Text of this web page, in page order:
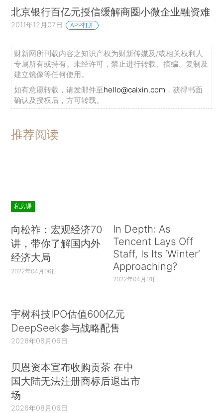
北京银行百亿元授信缓解商圈小微企业融资难
2011年12月07日 APP打开
财新网所刊载内容之知识产权为财新传媒及/或相关权利人
专属所有或持有。未经许可，禁止进行转载、摘编、复制及
建立镜像等任何使用。
如有意愿转载，请发邮件至hello@caixin.com ，获得书面
确认及授权后，方可转载。
推荐阅读
私房课
向松祚：宏观经济70
讲，带你了解国内外
经济大局
2022年04月06日
In Depth: As
Tencent Lays Off
Staff, Is Its ‘Winter’
Approaching?
2022年04月01日
宇树科技IPO估值600亿元
DeepSeek参与战略配售
2026年08月06日
贝恩资本宣布收购贡茶 在中
国大陆无法注册商标后退出市
场
2026年08月06日